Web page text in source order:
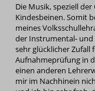
Die Musik, speziell
Kindesbeinen. Somit
meines
der Instrumental- und
sehr glücklicher Zufall
Aufnahmeprüfung in
einen anderen
mir im Nachhinein